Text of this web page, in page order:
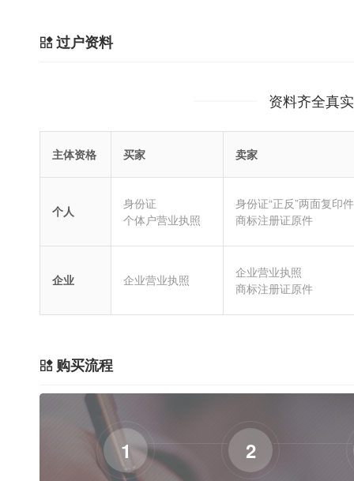
过户资料
资料齐全真
主体资格 买家 卖家
个人
身份证
个体户营业执照
身份证“正反”两面复印件
商标注册证原件
企业 企业营业执照
企业营业执照
商标注册证原件
购买流程
1 2